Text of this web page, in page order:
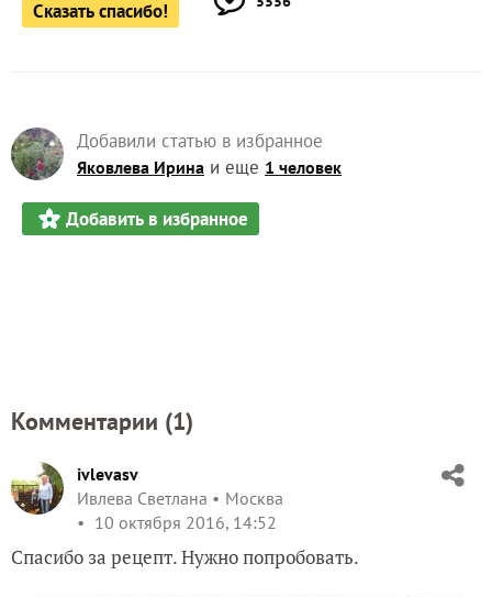
Сказать спасибо!
Добавили статью в избранное
Яковлева Ирина и еще 1 человек
Добавить в избранное
Комментарии (1)
ivlevasv
Ивлева Светлана
Москва
10 октября 2016, 14:52
Спасибо за рецепт. Нужно попробовать.